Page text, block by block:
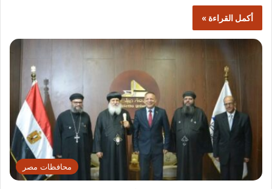
أكمل القراءة »
محافظات مصر